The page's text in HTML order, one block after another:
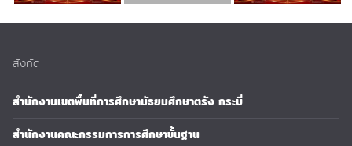
สังกัด
สำนักงานเขตพื้นที่การศึกษามัธยมศึกษาตรัง กระบี่
สำนักงานคณะกรรมการการศึกษาขั้นฐาน